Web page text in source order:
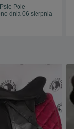
Pole
dnia 06 sierpnia